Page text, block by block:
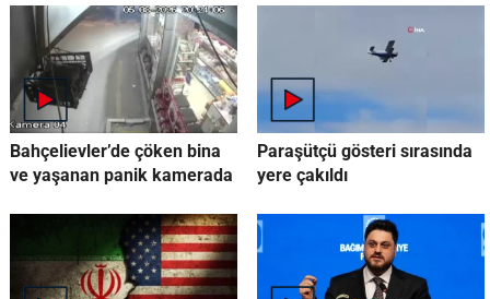
Bahçelievler’de çöken bina
ve yaşanan panik kamerada
Paraşütçü gösteri sırasında
yere çakıldı